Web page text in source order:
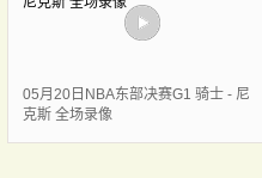
05月20日NBA东部决赛G1 骑士 - 尼
克斯 全场录像